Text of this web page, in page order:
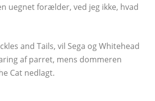
uegnet forælder, ved jeg ikke, hvad
and Tails, vil Sega og Whitehead
af parret, mens dommeren
Cat nedlagt.